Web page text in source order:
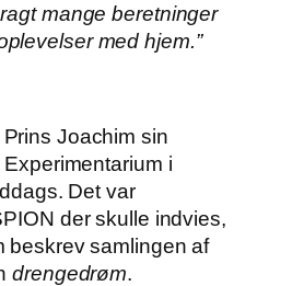
mange beretninger
med hjem.”
Joachim sin
i
Det var
der skulle indvies,
beskrev samlingen af
drengedrøm.